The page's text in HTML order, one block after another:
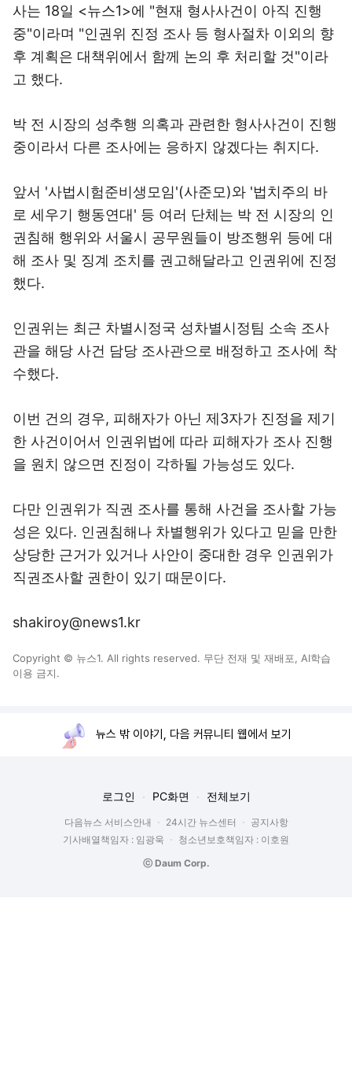
사는 18일 <뉴스1>에 "현재 형사사건이 아직 진행
중"이라며 "인권위 진정 조사 등 형사절차 이외의 향
후 계획은 대책위에서 함께 논의 후 처리할 것"이라
고 했다.
박 전 시장의 성추행 의혹과 관련한 형사사건이 진행
중이라서 다른 조사에는 응하지 않겠다는 취지다.
앞서 '사법시험준비생모임'(사준모)와 '법치주의 바
로 세우기 행동연대' 등 여러 단체는 박 전 시장의 인
권침해 행위와 서울시 공무원들이 방조행위 등에 대
해 조사 및 징계 조치를 권고해달라고 인권위에 진정
했다.
인권위는 최근 차별시정국 성차별시정팀 소속 조사
관을 해당 사건 담당 조사관으로 배정하고 조사에 착
수했다.
이번 건의 경우, 피해자가 아닌 제3자가 진정을 제기
한 사건이어서 인권위법에 따라 피해자가 조사 진행
을 원치 않으면 진정이 각하될 가능성도 있다.
다만 인권위가 직권 조사를 통해 사건을 조사할 가능
성은 있다. 인권침해나 차별행위가 있다고 믿을 만한
상당한 근거가 있거나 사안이 중대한 경우 인권위가
직권조사할 권한이 있기 때문이다.
shakiroy@news1.kr
Copyright © 뉴스1. All rights reserved. 무단 전재 및 재배포, AI학습
이용 금지.
뉴스 밖 이야기, 다음 커뮤니티 웹에서 보기
로그인 PC화면 전체보기
다음뉴스 서비스안내 24시간 뉴스센터
공지사항
기사배열책임자 : 임광욱
청소년보호책임자 : 이호원
ⓒ Daum Corp.